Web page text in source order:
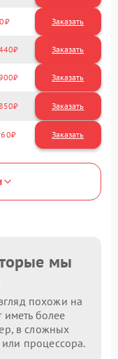
0 Заказать
60
мы
похожи на
иметь более
в сложных
или процессора.